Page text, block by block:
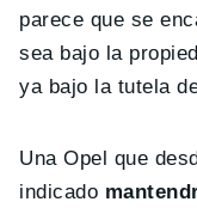
parece que se
sea bajo la
ya bajo la tutela
Una Opel que
indicado